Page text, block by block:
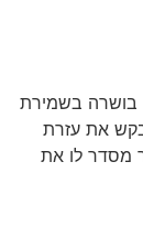
עבודה ערבית 4 - שמירת היריון 06:05 - 06:27 בושרה בשמירת
את עזרת
מסדר לו את